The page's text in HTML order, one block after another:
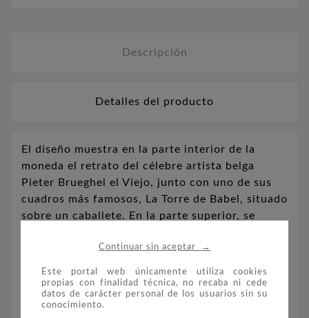
Continuar sin aceptar →
Este portal web únicamente utiliza cookies
propias con finalidad técnica, no recaba ni cede
datos de carácter personal de los usuarios sin su
conocimiento.
Descripción
Detalles del producto
El diseño muestra en la parte interior de la
moneda el retrato del célebre artista belga
Pieter Brueghel el Viejo, junto con uno de sus
cuadros más famosos, La Torre de Babel, situado
sobre un caballete. En la parte superior, se
con un pequeño obelisco que hace referencia al
año de la muerte, y el año 2019, que es el de
emisión.